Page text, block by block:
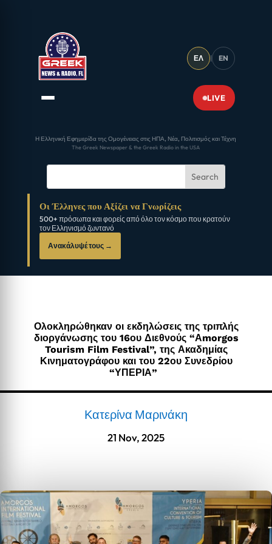
ΕΛ | EN
LIVE
Η Ελληνική Εφημερίδα της Ομογένειας στις ΗΠΑ, Νέα, Πολιτισμός και Τέχνη
The Greek Newspaper & the Greek Radio in the USA
Οι Έλληνες που Αξίζει να Γνωρίζεις
500+ πρόσωπα και φορείς από όλο τον κόσμο που κρατούν
τον Ελληνισμό ζωντανό
Ανακάλυψέ τους →
Ολοκληρώθηκαν οι εκδηλώσεις της τριπλής
διοργάνωσης του 16ου Διεθνούς “Αmorgos
Tourism Film Festival”, της Ακαδημίας
Κινηματογράφου και του 22ου Συνεδρίου
“ΥΠΕΡΙΑ”
Κατερίνα Μαρινάκη
21 Nov, 2025